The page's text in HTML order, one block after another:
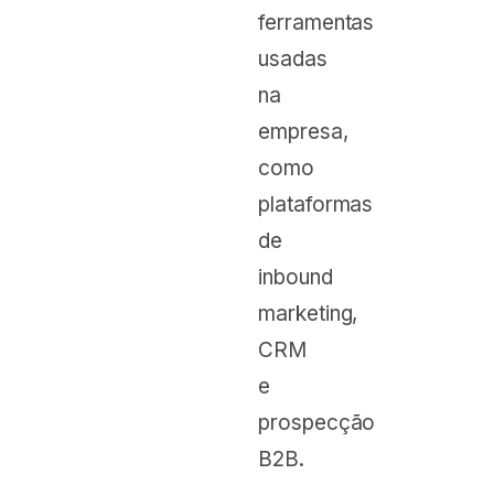
ferramentas
usadas
na
empresa,
como
plataformas
de
inbound
marketing,
CRM
e
prospecção
B2B.